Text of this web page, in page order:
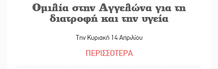
Ομιλία στην Αγγελώνα για τη
διατροφή και την υγεία
Την Κυριακή 14 Απριλίου
ΠΕΡΙΣΣΟΤΕΡΑ